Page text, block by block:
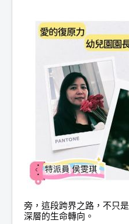
旁，這段跨界之路，不只
深層的生命轉向。